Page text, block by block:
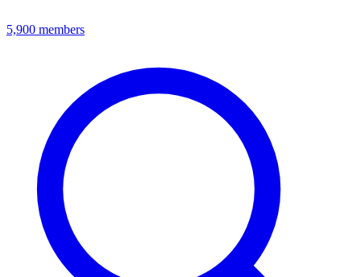
5,900 members